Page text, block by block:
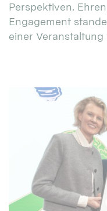
Perspektiven.
Engagement
einer